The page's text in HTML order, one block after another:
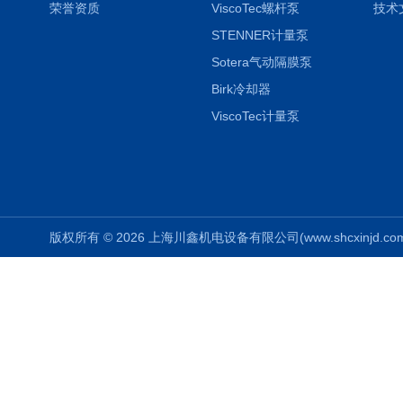
荣誉资质
ViscoTec螺杆泵
STENNER计量泵
Sotera气动隔膜泵
Birk冷却器
ViscoTec计量泵
技术
版权所有 © 2026 上海川鑫机电设备有限公司